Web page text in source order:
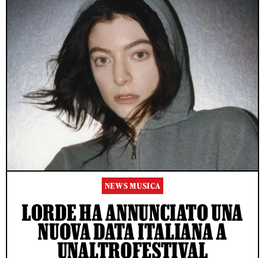
NEWS MUSICA
LORDE HA ANNUNCIATO UNA
NUOVA DATA ITALIANA A
UNALTROFESTIVAL